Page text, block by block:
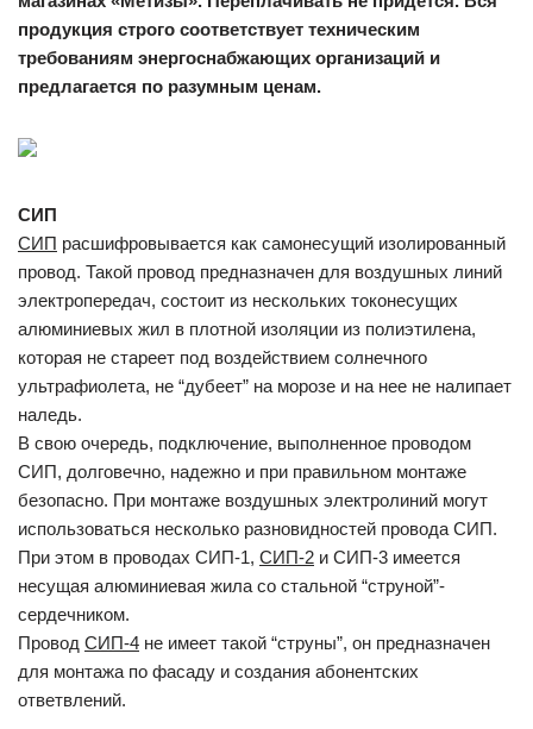
продукция строго соответствует техническим
требованиям энергоснабжающих организаций и
предлагается по разумным ценам.
CИП
СИП расшифровывается как самонесущий изолированный
провод. Такой провод предназначен для воздушных линий
электропередач, состоит из нескольких токонесущих
алюминиевых жил в плотной изоляции из полиэтилена,
которая не стареет под воздействием солнечного
ультрафиолета, не “дубеет” на морозе и на нее не налипает
наледь.
В свою очередь, подключение, выполненное проводом
СИП, долговечно, надежно и при правильном монтаже
безопасно. При монтаже воздушных электролиний могут
использоваться несколько разновидностей провода СИП.
При этом в проводах СИП-1, СИП-2 и СИП-3 имеется
несущая алюминиевая жила со стальной “струной”-
сердечником.
Провод СИП-4 не имеет такой “струны”, он предназначен
для монтажа по фасаду и создания абонентских
ответвлений.